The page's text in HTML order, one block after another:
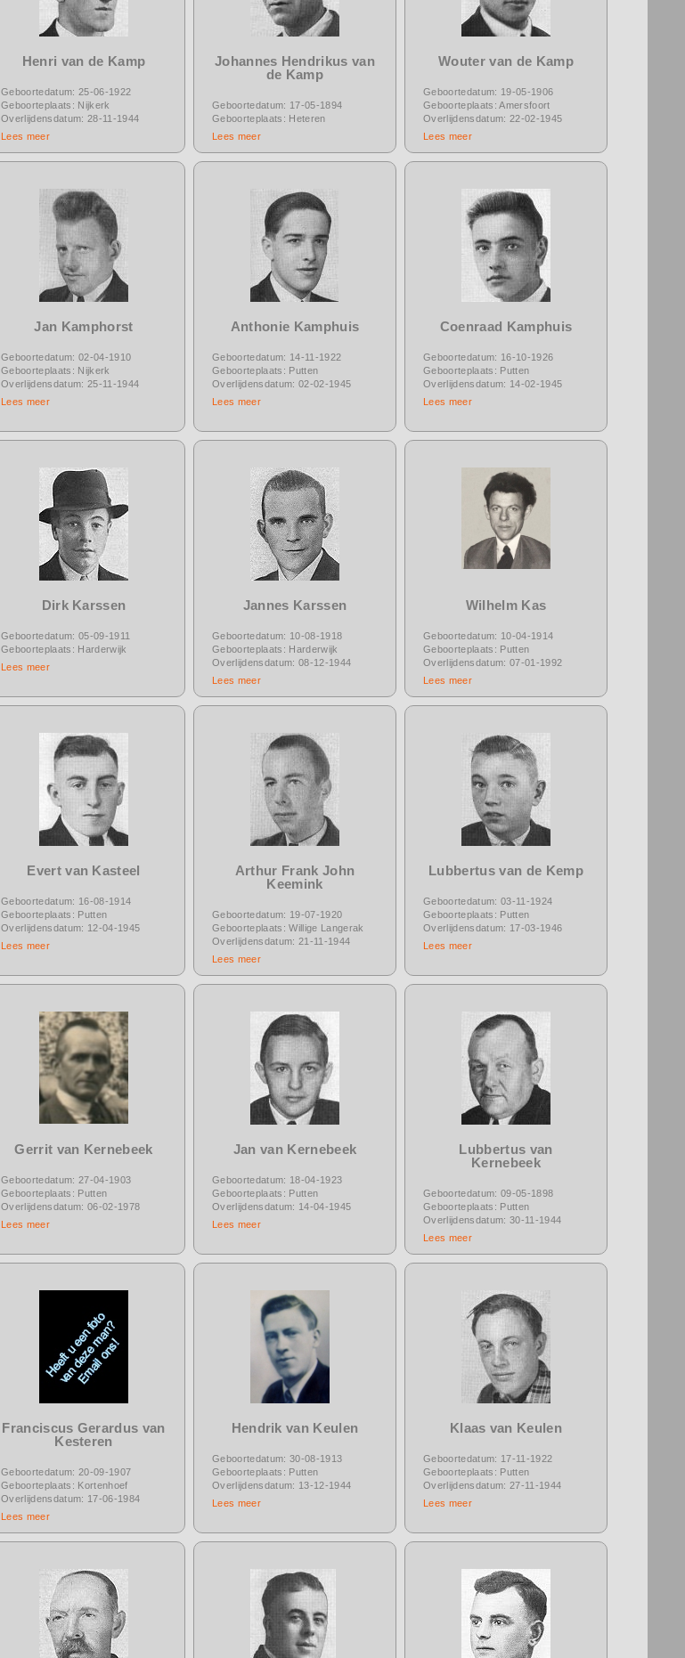
Henri van de Kamp
Geboortedatum: 25-06-1922
Geboorteplaats: Nijkerk
Overlijdensdatum: 28-11-1944
Lees meer
Johannes Hendrikus van
de Kamp
Geboortedatum: 17-05-1894
Geboorteplaats: Heteren
Lees meer
Wouter van de Kamp
Geboortedatum: 19-05-1906
Geboorteplaats: Amersfoort
Overlijdensdatum: 22-02-1945
Lees meer
Jan Kamphorst
Geboortedatum: 02-04-1910
Geboorteplaats: Nijkerk
Overlijdensdatum: 25-11-1944
Lees meer
Anthonie Kamphuis
Geboortedatum: 14-11-1922
Geboorteplaats: Putten
Overlijdensdatum: 02-02-1945
Lees meer
Coenraad Kamphuis
Geboortedatum: 16-10-1926
Geboorteplaats: Putten
Overlijdensdatum: 14-02-1945
Lees meer
Dirk Karssen
Geboortedatum: 05-09-1911
Geboorteplaats: Harderwijk
Lees meer
Jannes Karssen
Geboortedatum: 10-08-1918
Geboorteplaats: Harderwijk
Overlijdensdatum: 08-12-1944
Lees meer
Wilhelm Kas
Geboortedatum: 10-04-1914
Geboorteplaats: Putten
Overlijdensdatum: 07-01-1992
Lees meer
Evert van Kasteel
Geboortedatum: 16-08-1914
Geboorteplaats: Putten
Overlijdensdatum: 12-04-1945
Lees meer
Arthur Frank John
Keemink
Geboortedatum: 19-07-1920
Geboorteplaats: Willige Langerak
Overlijdensdatum: 21-11-1944
Lees meer
Lubbertus van de Kemp
Geboortedatum: 03-11-1924
Geboorteplaats: Putten
Overlijdensdatum: 17-03-1946
Lees meer
Gerrit van Kernebeek
Geboortedatum: 27-04-1903
Geboorteplaats: Putten
Overlijdensdatum: 06-02-1978
Lees meer
Jan van Kernebeek
Geboortedatum: 18-04-1923
Geboorteplaats: Putten
Overlijdensdatum: 14-04-1945
Lees meer
Lubbertus van
Kernebeek
Geboortedatum: 09-05-1898
Geboorteplaats: Putten
Overlijdensdatum: 30-11-1944
Lees meer
Franciscus Gerardus van
Kesteren
Geboortedatum: 20-09-1907
Geboorteplaats: Kortenhoef
Overlijdensdatum: 17-06-1984
Lees meer
Hendrik van Keulen
Geboortedatum: 30-08-1913
Geboorteplaats: Putten
Overlijdensdatum: 13-12-1944
Lees meer
Klaas van Keulen
Geboortedatum: 17-11-1922
Geboorteplaats: Putten
Overlijdensdatum: 27-11-1944
Lees meer